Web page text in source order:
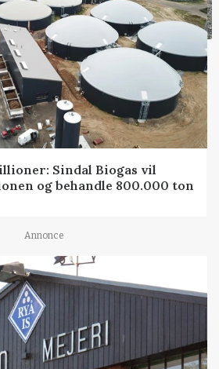
Sindal Biogas vil
og behandle 800.000 ton
Annonce